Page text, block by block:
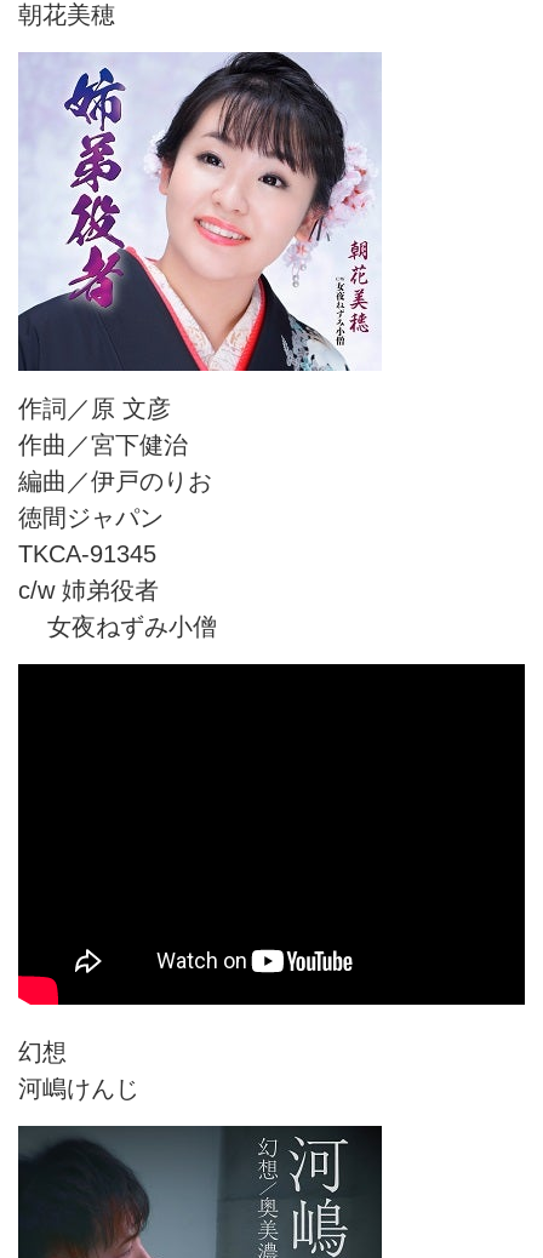
朝花美穂
作詞／原 文彦
作曲／宮下健治
編曲／伊戸のりお
徳間ジャパン
TKCA-91345
c/w 姉弟役者
女夜ねずみ小僧
幻想
河嶋けんじ